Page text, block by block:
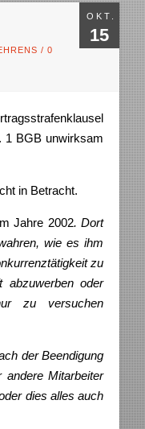
OKT.
15
/ 0
1 BGB unwirksam
in Betracht.
Jahre 2002. Dort
wie es ihm
zu
abzuwerben oder
zu versuchen
der Beendigung
andere Mitarbeiter
dies alles auch